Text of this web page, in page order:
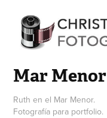
Mar Menor
Ruth en el Mar Menor.
Fotografía para portfolio.